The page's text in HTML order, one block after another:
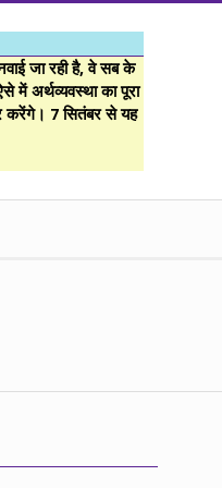
जा रही है, वे सब के
अर्थव्यवस्था का पूरा
करेंगे। 7 सितंबर से यह